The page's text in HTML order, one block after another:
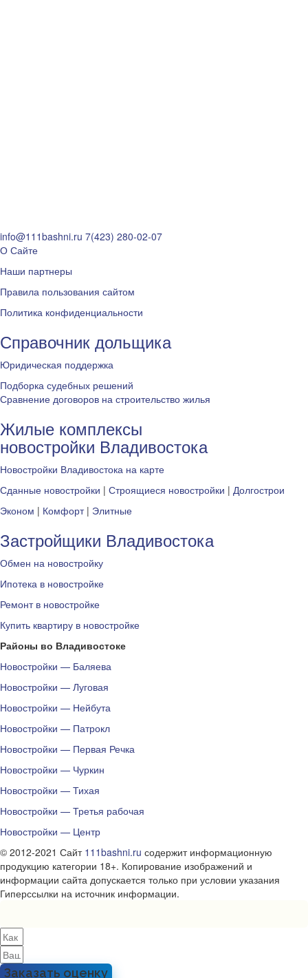
info@111bashni.ru 7(423) 280-02-07
О Сайте
Наши партнеры
Правила пользования сайтом
Политика конфиденциальности
Справочник дольщика
Юридическая поддержка
Подборка судебных решений
Сравнение договоров на строительство жилья
Жилые комплексы
новостройки Владивостока
Новостройки Владивостока на карте
Сданные новостройки | Строящиеся новостройки | Долгострои
Эконом | Комфорт| Элитные
Застройщики Владивостока
Обмен на новостройку
Ипотека в новостройке
Ремонт в новостройке
Купить квартиру в новостройке
Районы во Владивостоке
Новостройки — Баляева
Новостройки — Луговая
Новостройки — Нейбута
Новостройки — Патрокл
Новостройки — Первая Речка
Новостройки — Чуркин
Новостройки — Тихая
Новостройки — Третья рабочая
Новостройки — Центр
© 2012-2021 Сайт 111bashni.ru содержит информационную
продукцию категории 18+. Копирование изображений и
информации сайта допускается только при условии указания
Гиперссылки на источник информации.
Заказать оценку